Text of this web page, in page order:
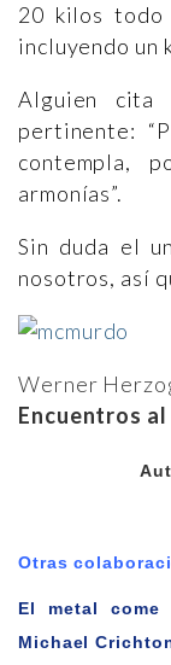
20 kilos todo
incluyendo un
Alguien cita
pertinente:
contempla,
armonías”.
Sin duda el
nosotros, así
Werner
Encuentros
Otras
El metal
Michael